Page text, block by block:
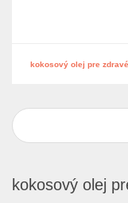
kokosový olej pre
kokosový olej